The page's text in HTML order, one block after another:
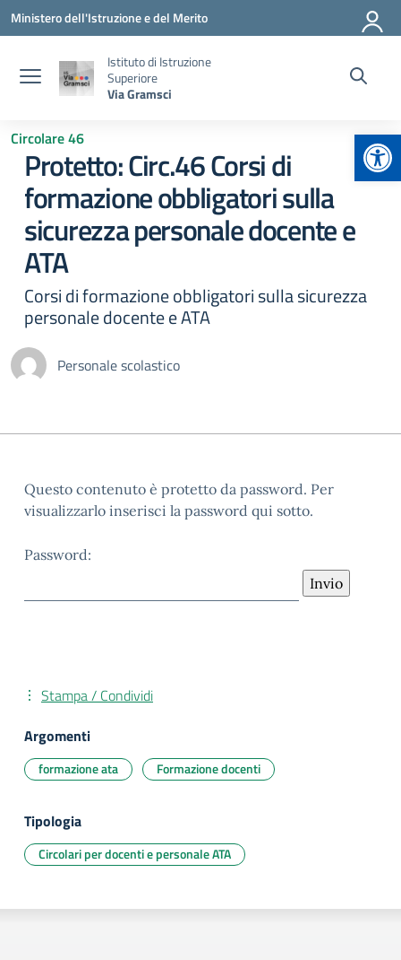
Vai ai contenuti
Vai al menu di navigazione
Vai al footer
Ministero dell'Istruzione e del Merito
Istituto di Istruzione
Superiore
Via Gramsci
Circolare 46
Protetto: Circ.46 Corsi di
formazione obbligatori sulla
sicurezza personale docente e
ATA
Corsi di formazione obbligatori sulla sicurezza
personale docente e ATA
Personale scolastico
Questo contenuto è protetto da password. Per
visualizzarlo inserisci la password qui sotto.
Password:
Stampa / Condividi
Argomenti
formazione ata Formazione docenti
Tipologia
Circolari per docenti e personale ATA